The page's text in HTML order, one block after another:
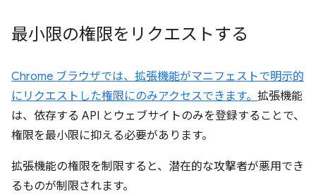
最小限の権限をリクエストする
Chrome ブラウザでは、拡張機能がマニフェストで明示的
にリクエストした権限にのみアクセスできます。 拡張機能
は、依存する API とウェブサイトのみを登録することで、
権限を最小限に抑える必要があります。
拡張機能の権限を制限すると、潜在的な攻撃者が悪用でき
るものが制限されます。